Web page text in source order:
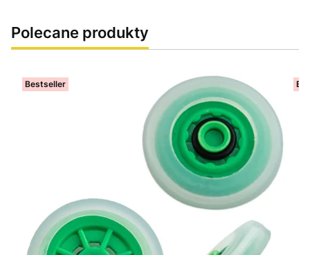
Polecane produkty
Bestseller